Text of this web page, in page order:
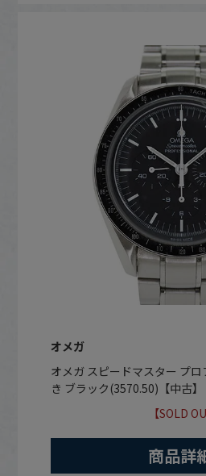
オメガ
オメガ スピードマスター プ
き ブラック(3570.50)【中古】
【SOLD
商品詳